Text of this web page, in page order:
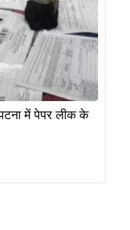
में पेपर लीक के